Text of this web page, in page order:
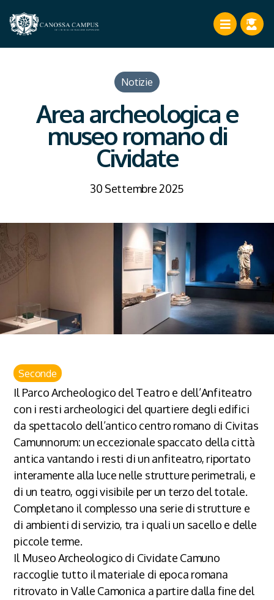
Notizie
Area archeologica e
museo romano di
Cividate
30 Settembre 2025
Seconde
Il Parco Archeologico del Teatro e dell’Anfiteatro
con i resti archeologici del quartiere degli edifici
da spettacolo dell’antico centro romano di Civitas
Camunnorum: un eccezionale spaccato della città
antica vantando i resti di un anfiteatro, riportato
interamente alla luce nelle strutture perimetrali, e
di un teatro, oggi visibile per un terzo del totale.
Completano il complesso una serie di strutture e
di ambienti di servizio, tra i quali un sacello e delle
piccole terme.
Il Museo Archeologico di Cividate Camuno
raccoglie tutto il materiale di epoca romana
ritrovato in Valle Camonica a partire dalla fine del